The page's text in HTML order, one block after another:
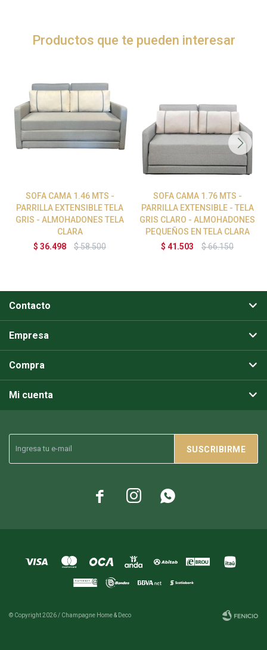
Productos que te pueden interesar
SOFA CAMA 1.46 MTS -
PARRILLA EXTENSIBLE TELA
GRIS - ALMOHADONES TELA
CLARA
$ 36.498 $58.500
SOFA CAMA 1.76 MTS -
PARRILLA EXTENSIBLE - TELA
GRIS CLARO - ALMOHADONES
PEQUEÑOS EN TELA CLARA
$ 41.503 $66.150
SUSCRIBIRME
  
Contacto
Empresa
Compra
Mi cuenta
© Copyright 2026 / Champagne Home & Deco